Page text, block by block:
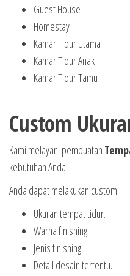
Guest House
Homestay
Kamar Tidur Utama
Kamar Tidur Anak
Kamar Tidur Tamu
Custom
Kami melayani pembuatan
kebutuhan Anda.
Anda dapat melakukan custom:
Ukuran tempat tidur.
Warna finishing.
Jenis finishing.
Detail desain tertentu.